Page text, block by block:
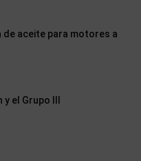
de aceite para motores a
el Grupo III